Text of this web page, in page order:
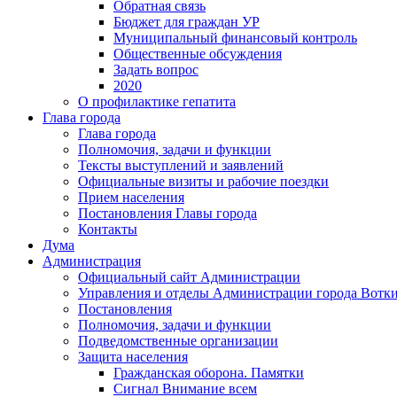
Обратная связь
Бюджет для граждан УР
Муниципальный финансовый контроль
Общественные обсуждения
Задать вопрос
2020
О профилактике гепатита
Глава города
Глава города
Полномочия, задачи и функции
Тексты выступлений и заявлений
Официальные визиты и рабочие поездки
Прием населения
Постановления Главы города
Контакты
Дума
Администрация
Официальный сайт Администрации
Управления и отделы Администрации города
Постановления
Полномочия, задачи и функции
Подведомственные организации
Защита населения
Гражданская оборона. Памятки
Сигнал Внимание всем